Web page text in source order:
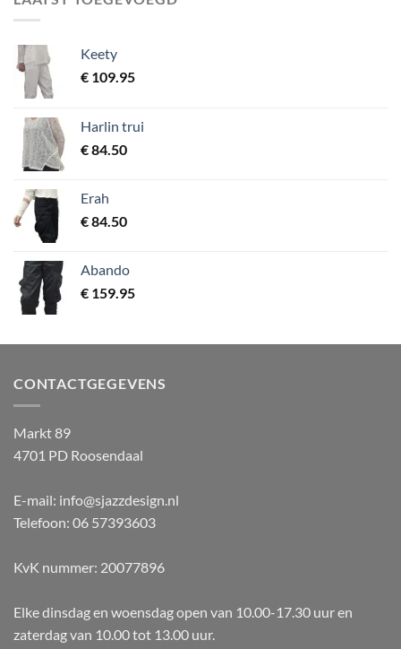
Keety
€ 109.95
Harlin trui
€84.50
Erah
€84.50
Abando
€ 159.95
CONTACTGEGEVENS
Markt 89
4701 PD Roosendaal
E-mail: info@sjazzdesign.nl
Telefoon: 06 57393603
KvK nummer: 20077896
Elke dinsdag en woensdag open van 10.00-17.30 uur en
zaterdag van 10.00 tot 13.00 uur.